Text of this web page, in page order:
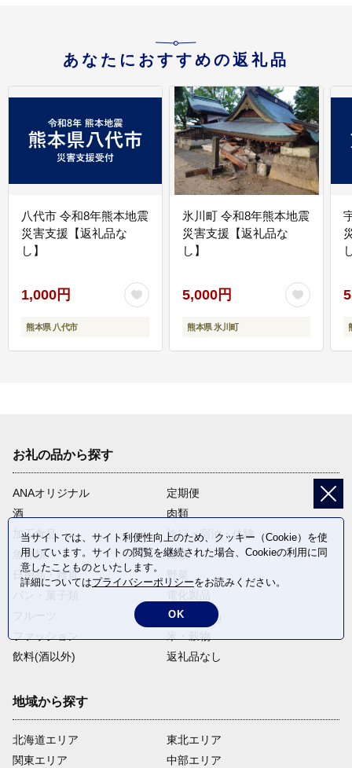
あなたにおすすめの返礼品
八代市 令和8年熊本地震
災害支援【返礼品な
し】
1,000円
熊本県 八代市
氷川町 令和8年熊本地震
災害支援【返礼品な
し】
5,000円
熊本県 氷川町
お礼の品から探す
ANAオリジナル
定期便
酒
肉類
加工食品
旅行・宿泊・体験
魚介類
麺類
日用品・雑貨
卵・乳製品
飲料(酒以外)
返礼品なし
地域から探す
北海道エリア
関東エリア
東北エリア
中部エリア
当サイトでは、サイト利便性向上のため、クッキー（Cookie）を使
用しています。サイトの閲覧を継続された場合、Cookieの利用に同
意したことものといたします。
詳細についてはプライバシーポリシーをお読みください。
OK